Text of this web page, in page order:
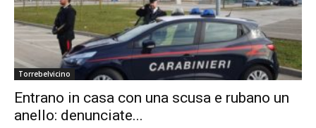
Torrebelvicino
Entrano in casa con una scusa e rubano un
anello: denunciate...